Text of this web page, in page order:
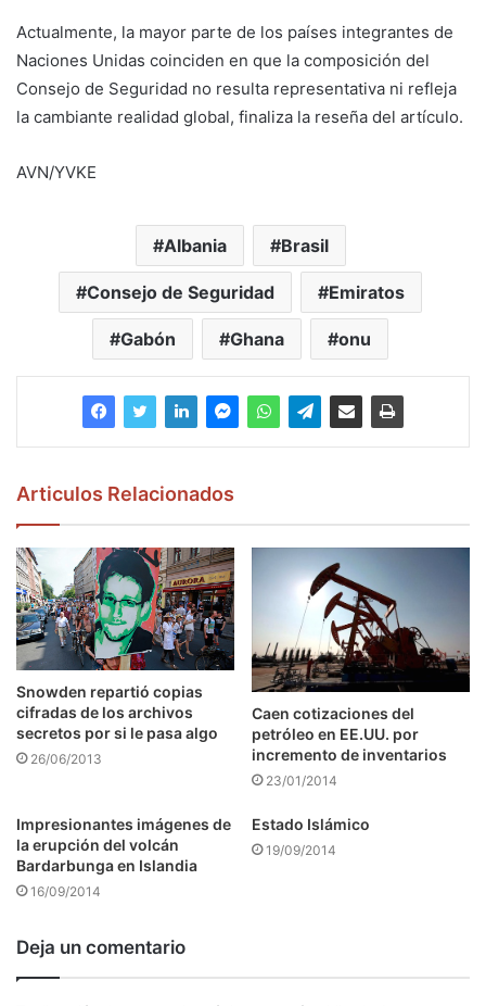
Actualmente, la mayor parte de los países integrantes de
Naciones Unidas coinciden en que la composición del
Consejo de Seguridad no resulta representativa ni refleja
la cambiante realidad global, finaliza la reseña del artículo.
AVN/YVKE
Albania Brasil
Consejo de Seguridad Emiratos
Gabón Ghana onu
Articulos Relacionados
Snowden repartió copias
cifradas de los archivos
secretos por si le pasa algo
26/06/2013
Caen cotizaciones del
petróleo en EE.UU. por
incremento de inventarios
23/01/2014
Impresionantes imágenes de
la erupción del volcán
Bardarbunga en Islandia
16/09/2014
Estado Islámico
19/09/2014
Deja un comentario